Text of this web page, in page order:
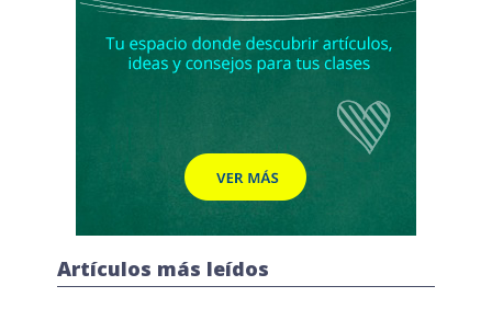
Artículos más leídos